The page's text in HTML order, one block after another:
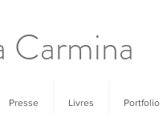
Carmina
Presse Livres Portfolio